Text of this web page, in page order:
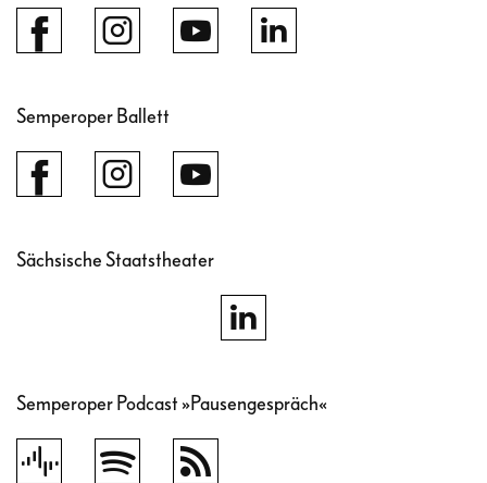
Semperoper Ballett
Sächsische Staatstheater
Semperoper Podcast »Pausengespräch«